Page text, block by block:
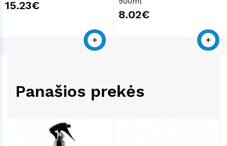
15.23€
8.02€
Panašios prekės